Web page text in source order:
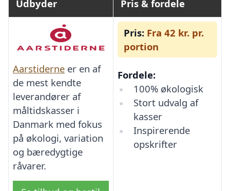
Udbyder Pris & fordele
Aarstiderne er en af
de mest kendte
leverandører af
måltidskasser i
Danmark med fokus
på økologi, variation
og bæredygtige
råvarer.
Pris: Fra 42 kr. pr.
portion
Fordele:
100% økologisk
Stort udvalg af
kasser
Inspirerende
opskrifter